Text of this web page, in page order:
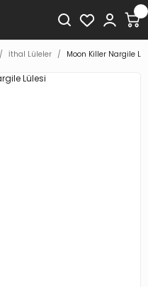
İthal Lüleler Moon Killer Nargile